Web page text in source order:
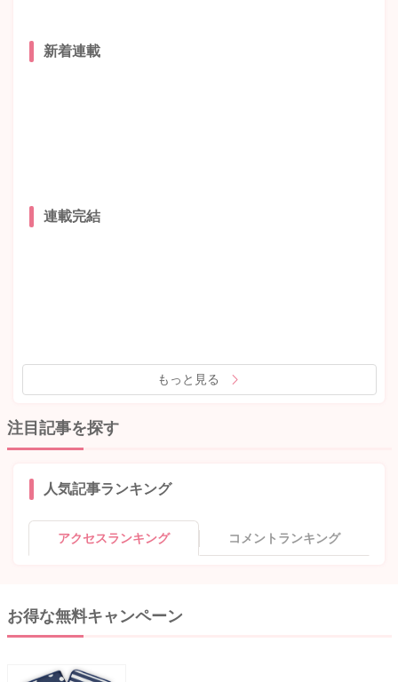
新着連載
連載完結
もっと見る
注目記事を探す
人気記事ランキング
アクセスランキング コメントランキング
お得な無料キャンペーン